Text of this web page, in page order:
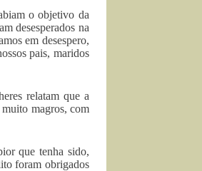
o objetivo da
desesperados na
em desespero,
pais, maridos
relatam que a
magros, com
que tenha sido,
foram obrigados